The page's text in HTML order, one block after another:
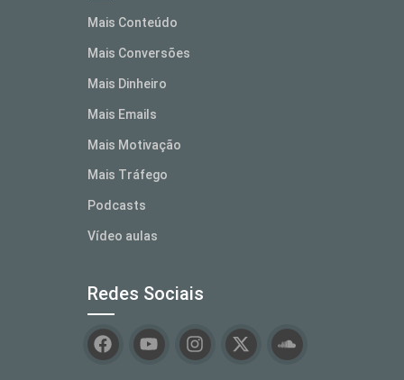
Mais Conteúdo
Mais Conversões
Mais Dinheiro
Mais Emails
Mais Motivação
Mais Tráfego
Podcasts
Vídeo aulas
Redes Sociais